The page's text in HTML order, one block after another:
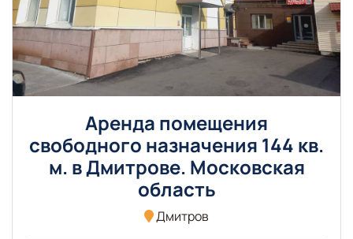
Аренда помещения
свободного назначения 144 кв.
м. в Дмитрове. Московская
область
Дмитров